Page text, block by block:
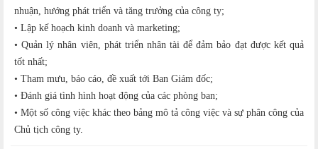
nhuận, hướng phát triển và tăng trưởng của công ty;
• Lập kế hoạch kinh doanh và marketing;
• Quản lý nhân viên, phát triển nhân tài để đảm bảo đạt được kết quả
tốt nhất;
• Tham mưu, báo cáo, đề xuất tới Ban Giám đốc;
• Đánh giá tình hình hoạt động của các phòng ban;
• Một số công việc khác theo bảng mô tả công việc và sự phân công của
Chủ tịch công ty.